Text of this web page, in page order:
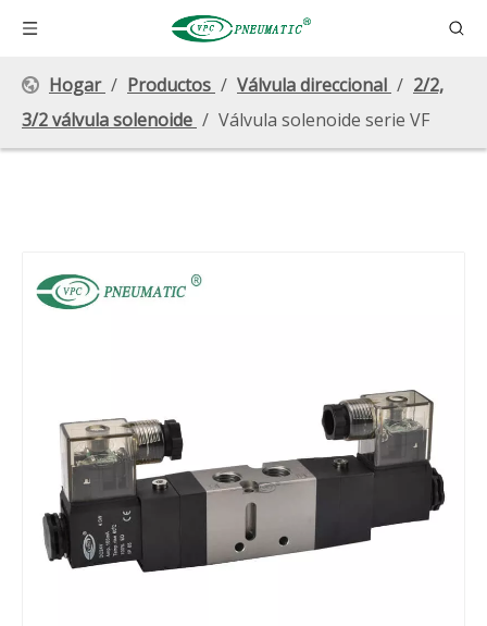
Hogar / Productos / Válvula direccional / 2/2,
3/2 válvula solenoide / Válvula solenoide serie VF